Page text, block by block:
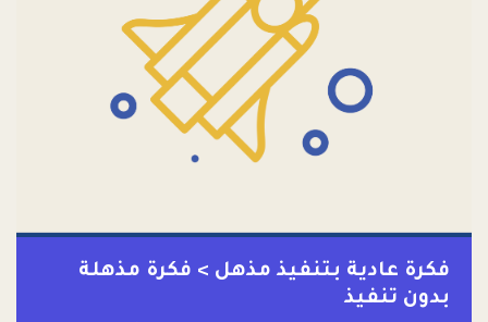
فكرة عادية بتنفيذ مذهل > فكرة مذهلة
بدون تنفيذ